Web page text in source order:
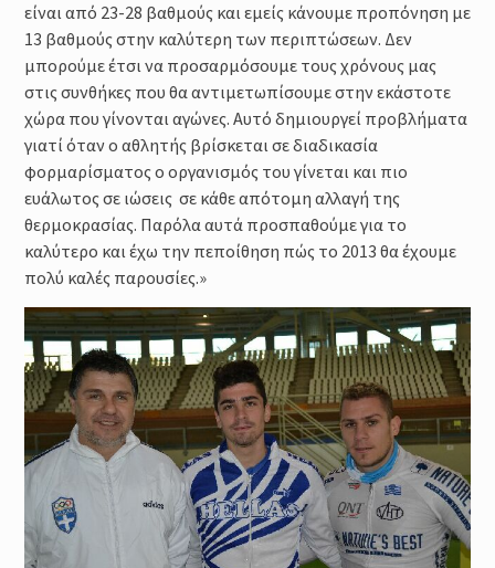
είναι από 23-28 βαθμούς και εμείς κάνουμε προπόνηση με
13 βαθμούς στην καλύτερη των περιπτώσεων. Δεν
μπορούμε έτσι να προσαρμόσουμε τους χρόνους μας
στις συνθήκες που θα αντιμετωπίσουμε στην εκάστοτε
χώρα που γίνονται αγώνες. Αυτό δημιουργεί προβλήματα
γιατί όταν ο αθλητής βρίσκεται σε διαδικασία
φορμαρίσματος ο οργανισμός του γίνεται και πιο
ευάλωτος σε ιώσεις σε κάθε απότομη αλλαγή της
θερμοκρασίας. Παρόλα αυτά προσπαθούμε για το
καλύτερο και έχω την πεποίθηση πώς το 2013 θα έχουμε
πολύ καλές παρουσίες.»